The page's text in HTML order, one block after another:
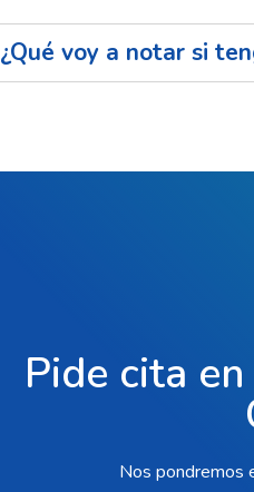
¿Qué voy a notar si
Pide cita
Nos pondremos